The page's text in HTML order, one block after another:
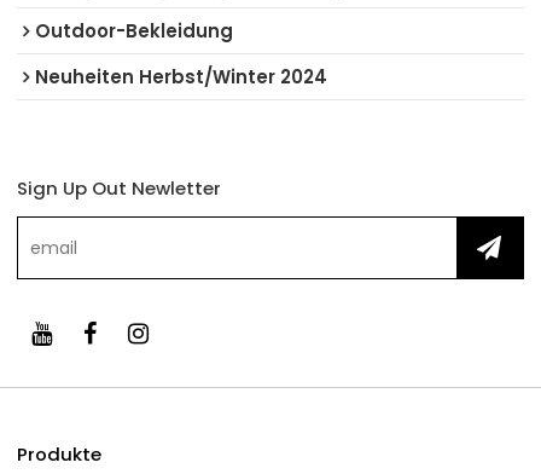
Outdoor-Bekleidung
Neuheiten Herbst/Winter 2024
Sign Up Out Newletter
Produkte